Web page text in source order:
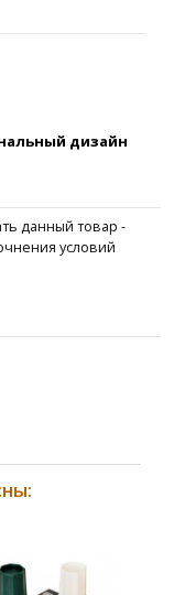
дизайн
данный товар -
условий